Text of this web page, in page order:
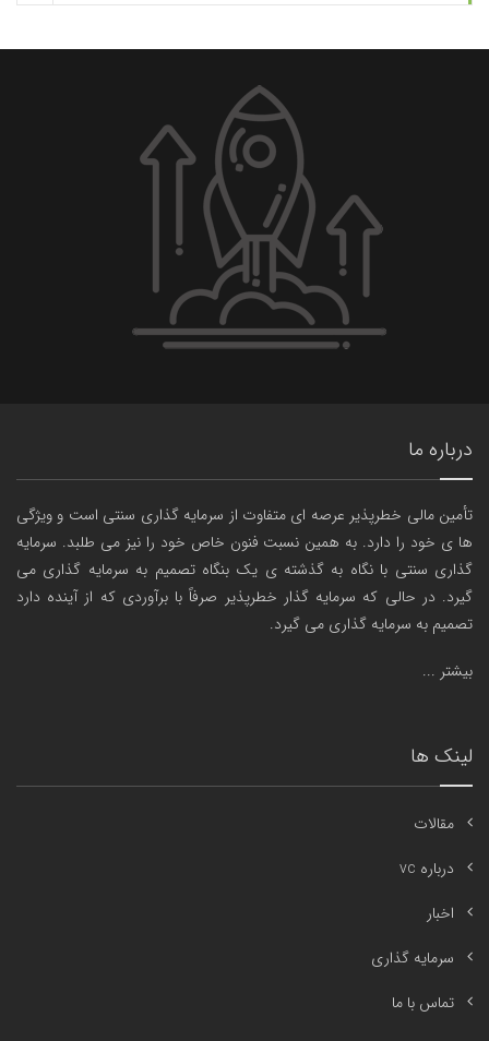
درباره ما
تأمین مالی خطرپذیر عرصه ای متفاوت از سرمایه گذاری سنتی است و ویژگی
ها ی خود را دارد. به همین نسبت فنون خاص خود را نیز می طلبد. سرمایه
گذاری سنتی با نگاه به گذشته ی یک بنگاه تصمیم به سرمایه گذاری می
گیرد. در حالی که سرمایه گذار خطرپذیر صرفاً با برآوردی که از آینده دارد
تصمیم به سرمایه گذاری می گیرد.
بیشتر ...
لینک ها
مقالات
درباره vc
اخبار
سرمایه گذاری
تماس با ما